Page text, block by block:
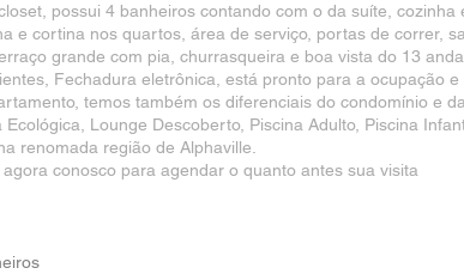
possui 4 banheiros contando com o da suíte, cozinha
e cortina nos quartos, área de serviço, portas de correr,
grande com pia, churrasqueira e boa vista do 13
Fechadura eletrônica, está pronto para a ocupação e
temos também os diferenciais do condomínio e
Lounge Descoberto, Piscina Adulto, Piscina
renomada região de Alphaville.
conosco para agendar o quanto antes sua visita